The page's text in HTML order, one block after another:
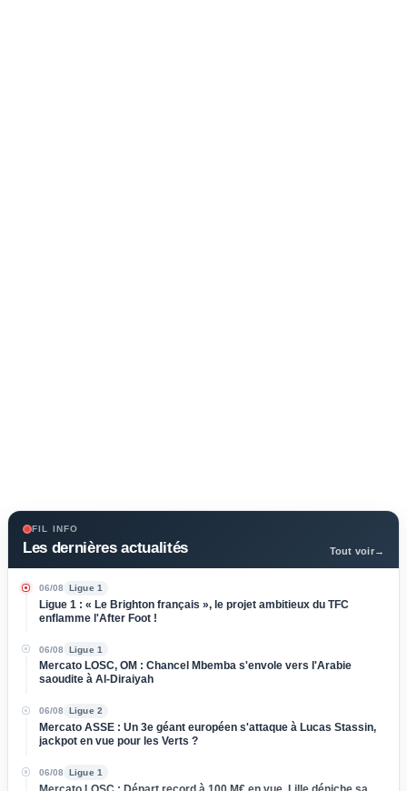
FIL INFO
Les dernières actualités Tout voir→
06/08 Ligue 1
Ligue 1 : « Le Brighton français », le projet ambitieux du TFC
enflamme l'After Foot !
06/08 Ligue 1
Mercato LOSC, OM : Chancel Mbemba s'envole vers l'Arabie
saoudite à Al-Diraiyah
06/08 Ligue 2
Mercato ASSE : Un 3e géant européen s'attaque à Lucas Stassin,
jackpot en vue pour les Verts ?
06/08 Ligue 1